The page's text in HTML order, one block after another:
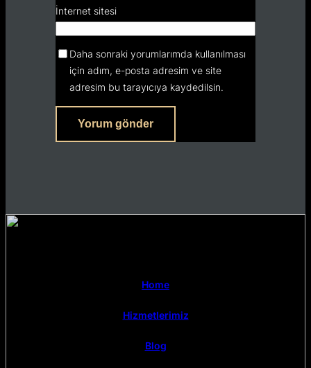
İnternet sitesi
Daha sonraki yorumlarımda kullanılması
için adım, e-posta adresim ve site
adresim bu tarayıcıya kaydedilsin.
Home
Hizmetlerimiz
Blog